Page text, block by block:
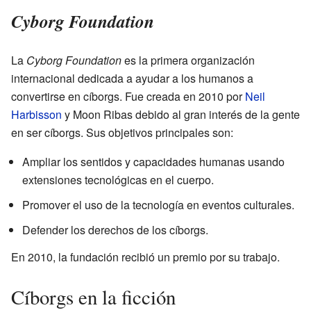
Cyborg Foundation
La Cyborg Foundationes la primera organización
internacional dedicada a ayudar a los humanos a
convertirse en cíborgs. Fue creada en 2010 porNeil
Harbisson y Moon Ribas debido al gran interés de la gente
en ser cíborgs. Sus objetivos principales son:
Ampliar los sentidos y capacidades humanas usando
extensiones tecnológicas en el cuerpo.
Promover el uso de la tecnología en eventos culturales.
Defender los derechos de los cíborgs.
En 2010, la fundación recibió un premio por su trabajo.
Cíborgs en la ficción